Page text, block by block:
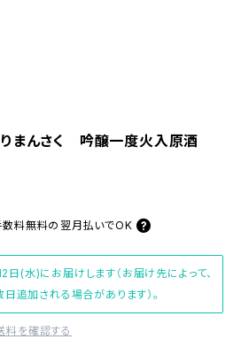
まんさく 吟醸一度火入原酒
数料無料の 翌月払いでOK
(水)にお届けします（お届け先によって、
追加される場合があります）。
料を確認する